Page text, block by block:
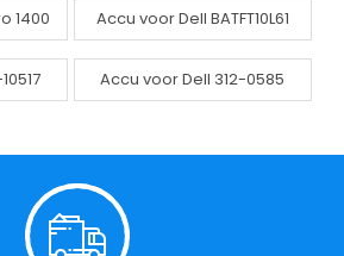
1400 Accu voor Dell BATFT10L61
Accu voor Dell 312-0585